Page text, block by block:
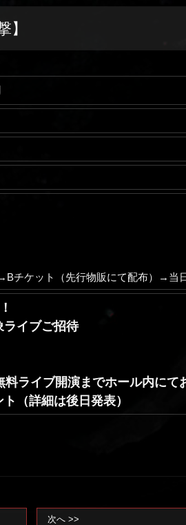
】
チケット（先行物販にて配布）→当
ライブご招待
ライブ開演までホール内にて
（詳細は後日発表）
次へ >>